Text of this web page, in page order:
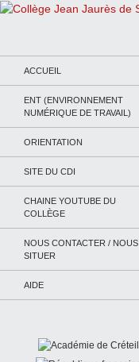
ACCUEIL
ENT (ENVIRONNEMENT
NUMÉRIQUE DE TRAVAIL)
ORIENTATION
SITE DU CDI
CHAINE YOUTUBE DU
COLLÈGE
NOUS CONTACTER / NOUS
SITUER
AIDE